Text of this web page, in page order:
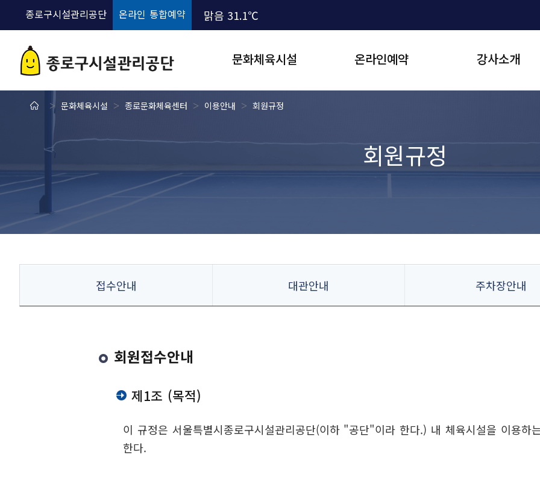
종로구시설관리공단 온라인 통합예약 맑음 31.1℃
문화체육시설
올림픽기념국민생활관
이용안내
종로구민회관
골프연습장
오시는길
오시는길
온라인예약 강사소개
네이버 공유
회원규정
> 문화체육시설 > 종로문화체육센터 > 이용안내 > 회원규정
접수안내 대관안내 주차장안내
회원접수안내
제1조 (목적)
이 규정은 서울특별시종로구시설관리공단(이하 "공단"이라 한다.) 내 체육시설을 이용하
한다.